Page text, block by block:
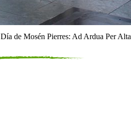
Día de Mosén Pierres: Ad Ardua Per Alta